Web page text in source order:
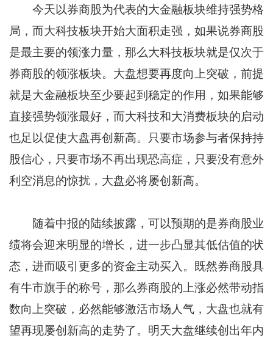
今天以券商股为代表的大金融板块维持强势格
局，而大科技板块开始大面积走强，如果说券商股
是最主要的领涨力量，那么大科技板块就是仅次于
券商股的领涨板块。大盘想要再度向上突破，前提
就是大金融板块至少要起到稳定的作用，如果能够
直接强势领涨最好，而大科技和大消费板块的启动
也足以促使大盘再创新高。只要市场参与者保持持
股信心，只要市场不再出现恐高症，只要没有意外
利空消息的惊扰，大盘必将屡创新高。
随着中报的陆续披露，可以预期的是券商股业
绩将会迎来明显的增长，进一步凸显其低估值的状
态，进而吸引更多的资金主动买入。既然券商股具
有牛市旗手的称号，那么券商股的上涨必然带动指
数向上突破，必然能够激活市场人气，大盘也就有
望再现屡创新高的走势了。明天大盘继续创出年内